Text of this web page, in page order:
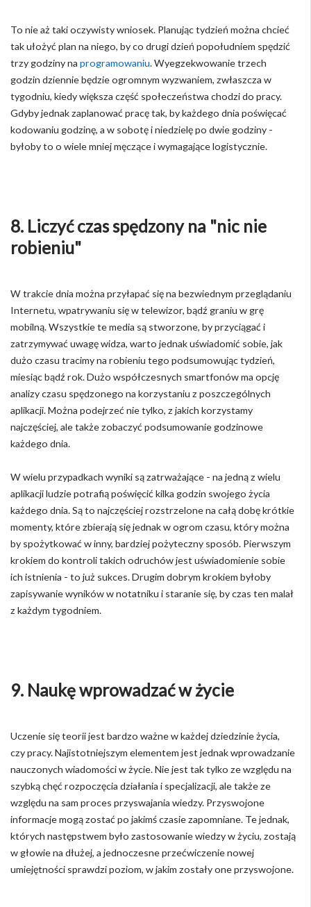
To nie aż taki oczywisty wniosek. Planując tydzień można chcieć
tak ułożyć plan na niego, by co drugi dzień popołudniem spędzić
trzy godziny na programowaniu. Wyegzekwowanie trzech
godzin dziennie będzie ogromnym wyzwaniem, zwłaszcza w
tygodniu, kiedy większa część społeczeństwa chodzi do pracy.
Gdyby jednak zaplanować pracę tak, by każdego dnia poświęcać
kodowaniu godzinę, a w sobotę i niedzielę po dwie godziny -
byłoby to o wiele mniej męczące i wymagające logistycznie.
8. Liczyć czas spędzony na "nic nie
robieniu"
W trakcie dnia można przyłapać się na bezwiednym przeglądaniu
Internetu, wpatrywaniu się w telewizor, bądź graniu w grę
mobilną. Wszystkie te media są stworzone, by przyciągać i
zatrzymywać uwagę widza, warto jednak uświadomić sobie, jak
dużo czasu tracimy na robieniu tego podsumowując tydzień,
miesiąc bądź rok. Dużo współczesnych smartfonów ma opcję
analizy czasu spędzonego na korzystaniu z poszczególnych
aplikacji. Można podejrzeć nie tylko, z jakich korzystamy
najczęściej, ale także zobaczyć podsumowanie godzinowe
każdego dnia.
W wielu przypadkach wyniki są zatrważające - na jedną z wielu
aplikacji ludzie potrafią poświęcić kilka godzin swojego życia
każdego dnia. Są to najczęściej rozstrzelone na całą dobę krótkie
momenty, które zbierają się jednak w ogrom czasu, który można
by spożytkować w inny, bardziej pożyteczny sposób. Pierwszym
krokiem do kontroli takich odruchów jest uświadomienie sobie
ich istnienia - to już sukces. Drugim dobrym krokiem byłoby
zapisywanie wyników w notatniku i staranie się, by czas ten malał
z każdym tygodniem.
9. Naukę wprowadzać w życie
Uczenie się teorii jest bardzo ważne w każdej dziedzinie życia,
czy pracy. Najistotniejszym elementem jest jednak wprowadzanie
nauczonych wiadomości w życie. Nie jest tak tylko ze względu na
szybką chęć rozpoczęcia działania i specjalizacji, ale także ze
względu na sam proces przyswajania wiedzy. Przyswojone
informacje mogą zostać po jakimś czasie zapomniane. Te jednak,
których następstwem było zastosowanie wiedzy w życiu, zostają
w głowie na dłużej, a jednoczesne przećwiczenie nowej
umiejętności sprawdzi poziom, w jakim zostały one przyswojone.